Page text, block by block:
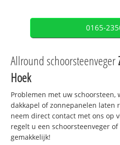
0165-
Allround schoorsteenveger
Hoek
Problemen met uw schoorsteen,
dakkapel of zonnepanelen laten
neem direct contact met ons op
regelt u een schoorsteenveger
gemakkelijk!